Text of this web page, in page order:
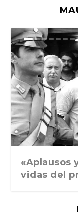
Ground
«Rafael:
Georges
Robert
«Aplausos
vidas del